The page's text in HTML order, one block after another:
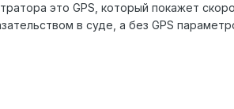
это GPS, который покажет
в суде, а без GPS